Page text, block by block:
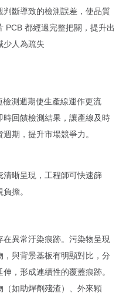
斷導致的檢測誤差，使品質
PCB 都經過完整把關，提升出
少人為疏失
測週期使生產線運作更流
回饋檢測結果，讓產線及時
期，提升市場競爭力。
清晰呈現，工程師可快速篩
擔。
異常汙染痕跡。污染物呈現
與背景基板有明顯對比，分
，形成連續性的覆蓋痕跡。
如助焊劑殘渣）、外來顆